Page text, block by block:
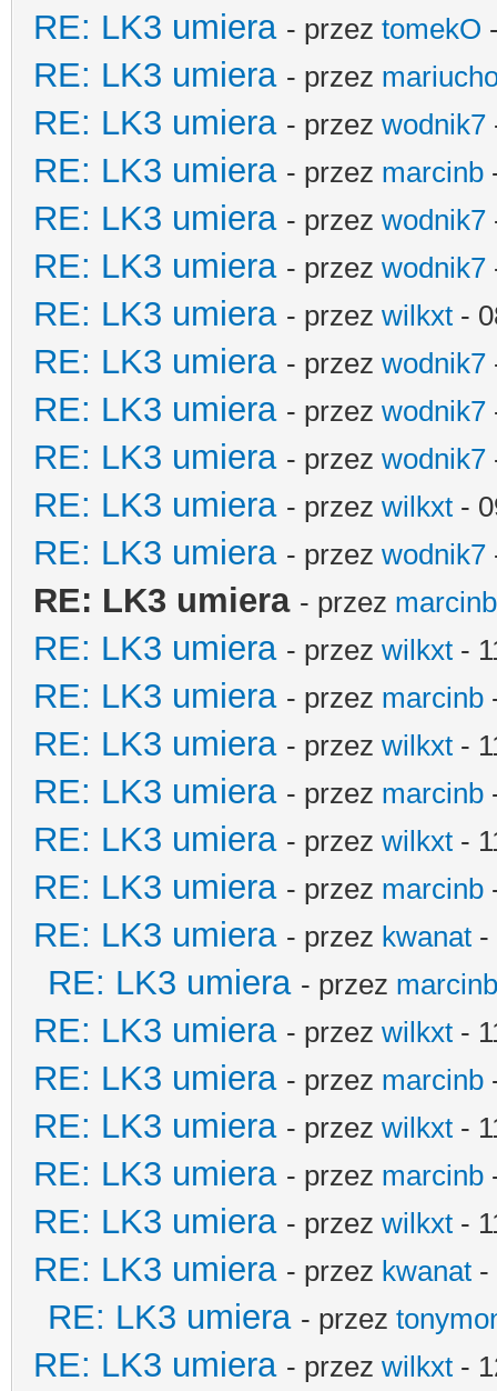
RE: LK3 umiera - przez tomekO
RE: LK3 umiera - przez
RE: LK3 umiera - przez wodnik7
RE: LK3 umiera - przez marcinb
RE: LK3 umiera - przez wodnik7
RE: LK3 umiera - przez wodnik7
RE: LK3 umiera - przez wilkxt -
RE: LK3 umiera - przez wodnik7
RE: LK3 umiera - przez wodnik7
RE: LK3 umiera - przez wodnik7
RE: LK3 umiera - przez wilkxt -
RE: LK3 umiera - przez wodnik7
RE: LK3 umiera - przez marcinb
RE: LK3 umiera - przez wilkxt -
RE: LK3 umiera - przez marcinb
RE: LK3 umiera - przez wilkxt -
RE: LK3 umiera - przez marcinb
RE: LK3 umiera - przez wilkxt -
RE: LK3 umiera - przez marcinb
RE: LK3 umiera - przez kwanat -
RE: LK3 umiera - przez marcinb
RE: LK3 umiera - przez wilkxt -
RE: LK3 umiera - przez marcinb
RE: LK3 umiera - przez wilkxt -
RE: LK3 umiera - przez marcinb
RE: LK3 umiera - przez wilkxt -
RE: LK3 umiera - przez kwanat -
RE: LK3 umiera - przez
RE: LK3 umiera - przez wilkxt -